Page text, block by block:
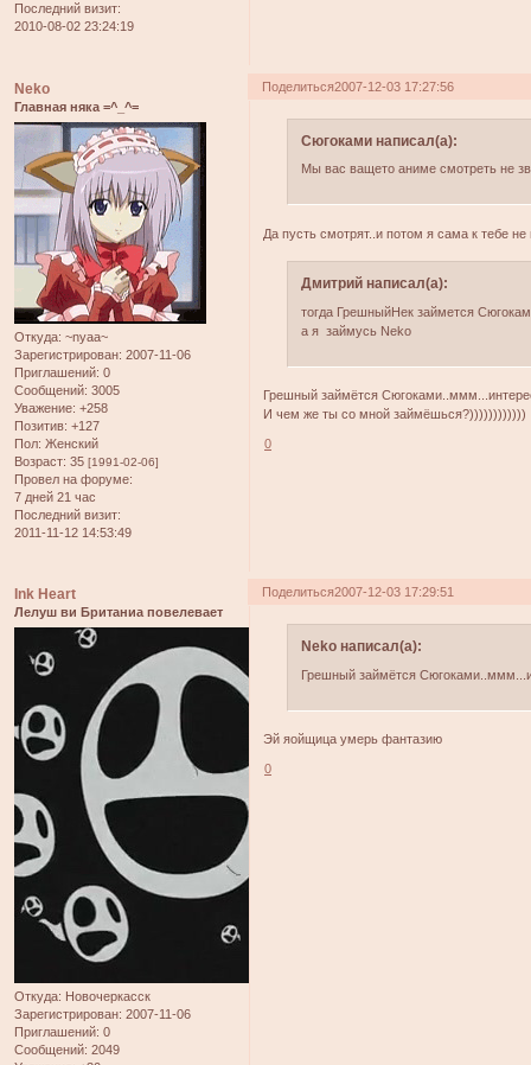
Последний визит:
2010-08-02 23:24:19
Поделиться2007-12-03 17:27:56
Neko
Главная няка =^_^=
Откуда: ~nyaa~
Зарегистрирован: 2007-11-06
Приглашений: 0
Сообщений: 3005
Уважение: +258
Позитив: +127
Пол: Женский
Возраст: 35 [1991-02-06]
Провел на форуме:
7 дней 21 час
Последний визит:
2011-11-12 14:53:49
Сюгоками написал(а):
Мы вас ващето аниме смотреть не
Да пусть смотрят..и потом я сама к тебе не
Дмитрий написал(а):
тогда ГрешныйНек займется
а я займусь Neko
Грешный займётся
И чем же ты со мной займёшься?))))))))))))
0
Поделиться2007-12-03 17:29:51
Ink Heart
Лелуш ви Британиа повелевает
Откуда: Новочеркасск
Зарегистрирован: 2007-11-06
Приглашений: 0
Сообщений: 2049
Neko написал(а):
Грешный займётся
Эй яойщица умерь фантазию
0